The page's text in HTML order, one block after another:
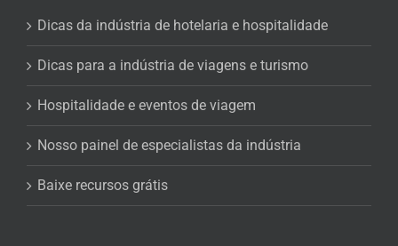
Dicas da indústria de hotelaria e hospitalidade
Dicas para a indústria de viagens e turismo
Hospitalidade e eventos de viagem
Nosso painel de especialistas da indústria
Baixe recursos grátis